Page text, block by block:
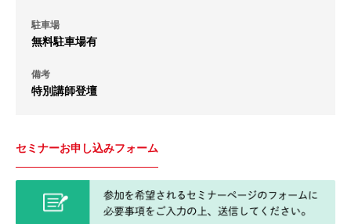
駐車場
無料駐車場有
備考
特別講師登壇
セミナーお申し込みフォーム